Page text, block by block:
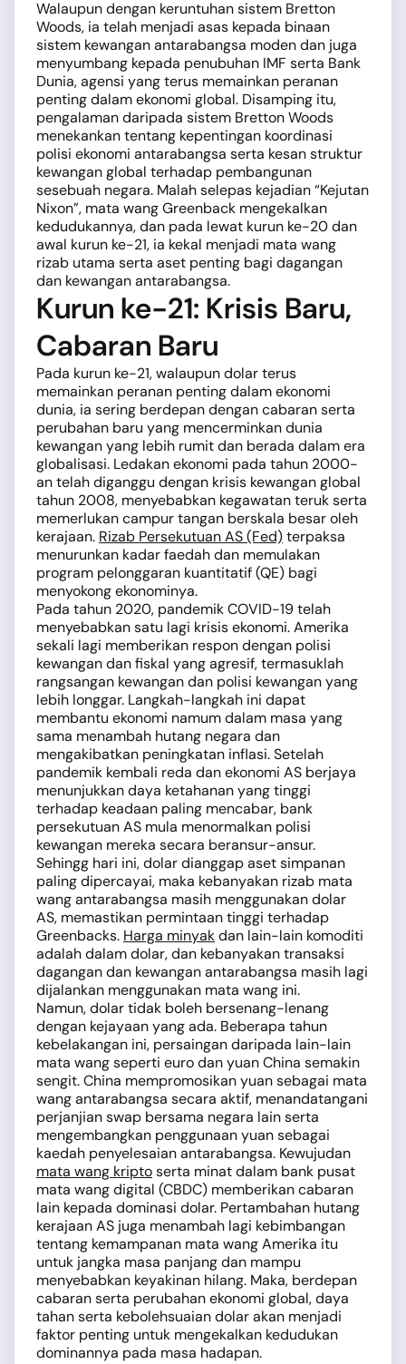
Walaupun dengan keruntuhan sistem Bretton
Woods, ia telah menjadi asas kepada binaan
sistem kewangan antarabangsa moden dan juga
menyumbang kepada penubuhan IMF serta Bank
Dunia, agensi yang terus memainkan peranan
penting dalam ekonomi global. Disamping itu,
pengalaman daripada sistem Bretton Woods
menekankan tentang kepentingan koordinasi
polisi ekonomi antarabangsa serta kesan struktur
kewangan global terhadap pembangunan
sesebuah negara. Malah selepas kejadian “Kejutan
Nixon”, mata wang Greenback mengekalkan
kedudukannya, dan pada lewat kurun ke-20 dan
awal kurun ke-21, ia kekal menjadi mata wang
rizab utama serta aset penting bagi dagangan
dan kewangan antarabangsa.
Kurun ke-21: Krisis Baru,
Cabaran Baru
Pada kurun ke-21, walaupun dolar terus
memainkan peranan penting dalam ekonomi
dunia, ia sering berdepan dengan cabaran serta
perubahan baru yang mencerminkan dunia
kewangan yang lebih rumit dan berada dalam era
globalisasi. Ledakan ekonomi pada tahun 2000-
an telah diganggu dengan krisis kewangan global
tahun 2008, menyebabkan kegawatan teruk serta
memerlukan campur tangan berskala besar oleh
kerajaan. Rizab Persekutuan AS (Fed)terpaksa
menurunkan kadar faedah dan memulakan
program pelonggaran kuantitatif (QE) bagi
menyokong ekonominya.
Pada tahun 2020, pandemik COVID-19 telah
menyebabkan satu lagi krisis ekonomi. Amerika
sekali lagi memberikan respon dengan polisi
kewangan dan fiskal yang agresif, termasuklah
rangsangan kewangan dan polisi kewangan yang
lebih longgar. Langkah-langkah ini dapat
membantu ekonomi namum dalam masa yang
sama menambah hutang negara dan
mengakibatkan peningkatan inflasi. Setelah
pandemik kembali reda dan ekonomi AS berjaya
menunjukkan daya ketahanan yang tinggi
terhadap keadaan paling mencabar, bank
persekutuan AS mula menormalkan polisi
kewangan mereka secara beransur-ansur.
Sehingg hari ini, dolar dianggap aset simpanan
paling dipercayai, maka kebanyakan rizab mata
wang antarabangsa masih menggunakan dolar
AS, memastikan permintaan tinggi terhadap
Greenbacks. Harga minyakdan lain-lain komoditi
adalah dalam dolar, dan kebanyakan transaksi
dagangan dan kewangan antarabangsa masih lagi
dijalankan menggunakan mata wang ini.
Namun, dolar tidak boleh bersenang-lenang
dengan kejayaan yang ada. Beberapa tahun
kebelakangan ini, persaingan daripada lain-lain
mata wang seperti euro dan yuan China semakin
sengit. China mempromosikan yuan sebagai mata
wang antarabangsa secara aktif, menandatangani
perjanjian swap bersama negara lain serta
mengembangkan penggunaan yuan sebagai
kaedah penyelesaian antarabangsa. Kewujudan
mata wang kriptoserta minat dalam bank pusat
mata wang digital (CBDC) memberikan cabaran
lain kepada dominasi dolar. Pertambahan hutang
kerajaan AS juga menambah lagi kebimbangan
tentang kemampanan mata wang Amerika itu
untuk jangka masa panjang dan mampu
menyebabkan keyakinan hilang. Maka, berdepan
cabaran serta perubahan ekonomi global, daya
tahan serta kebolehsuaian dolar akan menjadi
faktor penting untuk mengekalkan kedudukan
dominannya pada masa hadapan.